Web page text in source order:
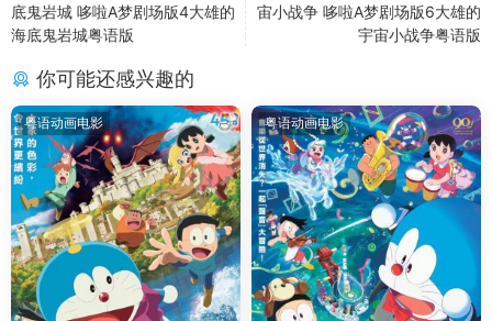
底鬼岩城 哆啦A梦剧场版4大雄的
海底鬼岩城粤语版
宙小战争 哆啦A梦剧场版6大雄的
宇宙小战争粤语版
你可能还感兴趣的
粤语动画电影 粤语动画电影